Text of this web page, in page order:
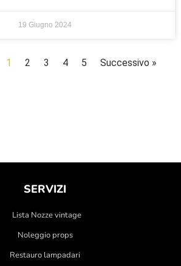
19 Giugno 2024
1 2 3 4 5 Successivo »
SERVIZI
Lista Nozze vintage
Noleggio props
Restauro lampadari